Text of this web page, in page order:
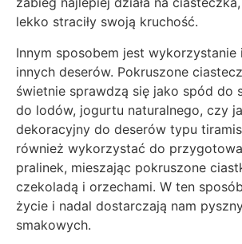
lekko straciły swoją kruchość.
Innym sposobem jest
innych deserów. Pokruszone
świetnie sprawdzą się jako spód do
do lodów, jogurtu naturalnego, czy
dekoracyjny do deserów typu
również wykorzystać do
pralinek, mieszając pokruszone
czekoladą i orzechami. W ten
życie i nadal dostarczają nam
smakowych.